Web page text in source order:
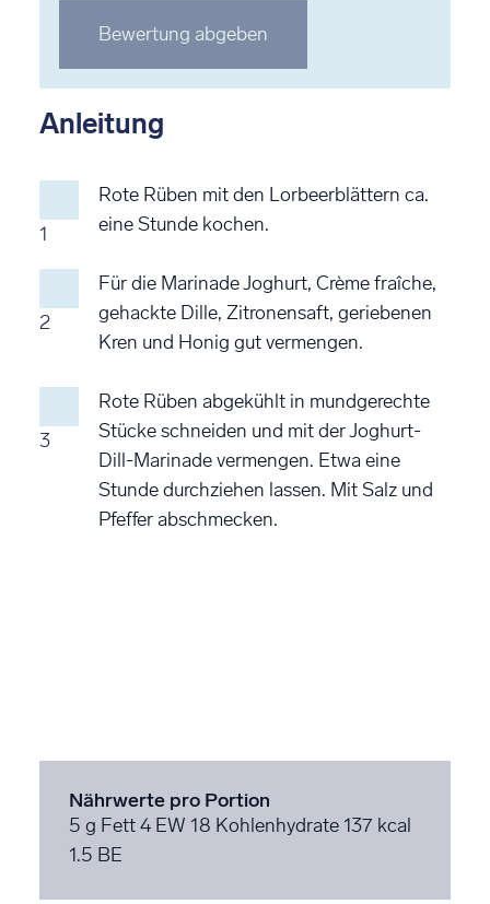
Stern
bewerten
Stern
bewerten
Stern
bewerten
Stern
bewerten
Stern
bewerten
Bewertung abgeben
Anleitung
1
Rote Rüben mit den Lorbeerblättern ca.
eine Stunde kochen.
2
Für die Marinade Joghurt, Crème fraîche,
gehackte Dille, Zitronensaft, geriebenen
Kren und Honig gut vermengen.
3
Rote Rüben abgekühlt in mundgerechte
Stücke schneiden und mit der Joghurt-
Dill-Marinade vermengen. Etwa eine
Stunde durchziehen lassen. Mit Salz und
Pfeffer abschmecken.
Nährwerte pro Portion
5 g Fett4 EW 18 Kohlenhydrate 137 kcal
1.5 BE